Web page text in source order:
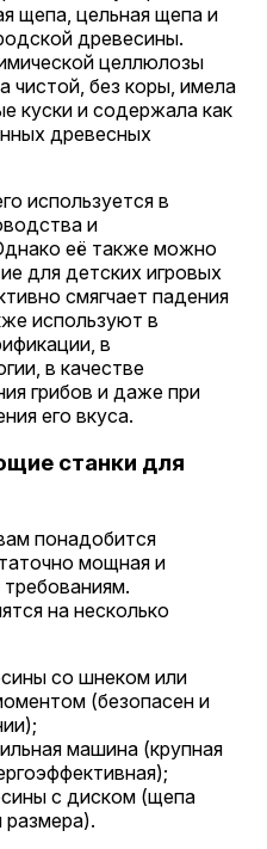
щепа, цельная щепа и
древесины.
целлюлозы
чистой, без коры, имела
куски и содержала как
древесных
используется в
и
её также можно
для детских игровых
смягчает падения
используют в
в
в качестве
грибов и даже при
его вкуса.
станки для
понадобится
мощная и
на несколько
со шнеком или
(безопасен и
машина (крупная
с диском (щепа